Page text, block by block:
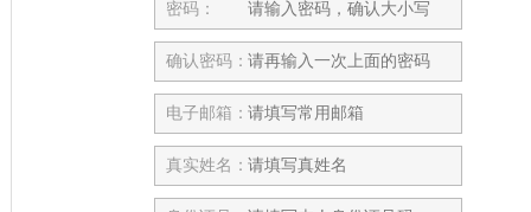
密码：
确认密码：
电子邮箱：
真实姓名：